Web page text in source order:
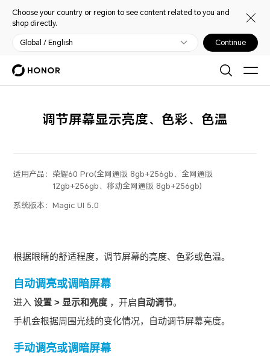
Choose your country or region to see content related to you and
shop directly.
Global / English Continue
调节屏幕显示亮度、色彩、色温
适用产品： 荣耀60 Pro(全网通版 8gb+256gb、全网通版
12gb+256gb、移动全网通版 8gb+256gb)
系统版本：Magic UI 5.0
根据眼睛的舒适程度，调节屏幕的亮度、色彩或色温。
自动调亮或调暗屏幕
进入 设置 > 显示和亮度 ，开启自动调节。
手机会根据周围光线的变化情况，自动调节屏幕亮度。
手动调亮或调暗屏幕